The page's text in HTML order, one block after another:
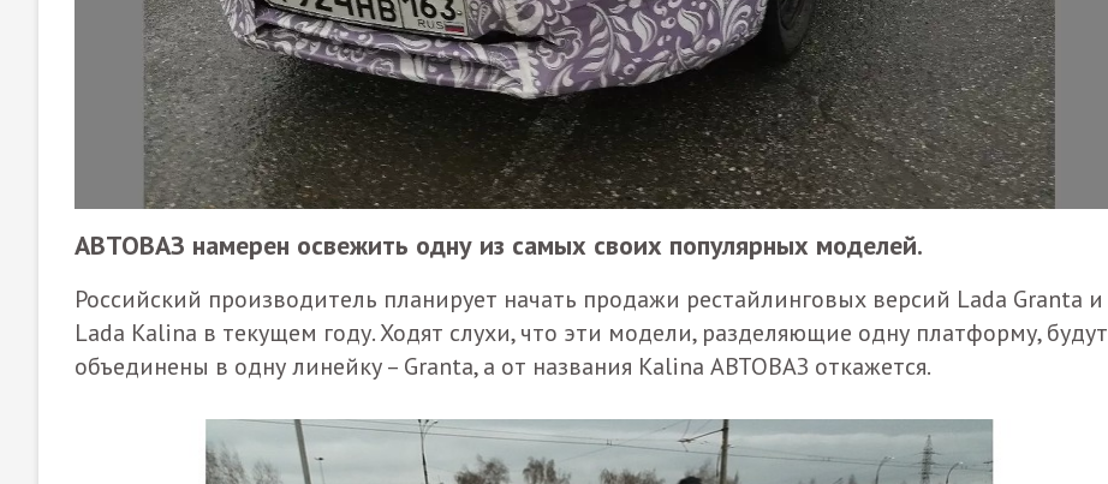
АВТОВАЗ намерен освежить одну из самых своих популярных моделей.
Российский производитель планирует начать продажи рестайлинговых версий Lada Granta и
Lada Kalina в текущем году. Ходят слухи, что эти модели, разделяющие одну платформу, будут
объединены в одну линейку – Granta, а от названия Kalina АВТОВАЗ откажется.